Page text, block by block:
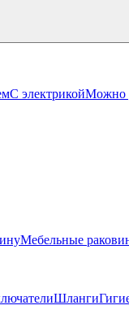
С электрикойМожно
Мебельные
Шланги